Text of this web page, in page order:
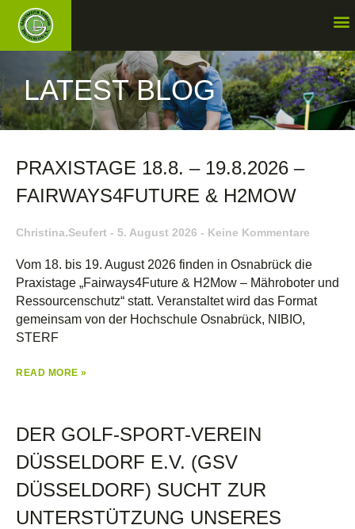
LATEST BLOG
PRAXISTAGE 18.8. – 19.8.2026 –
FAIRWAYS4FUTURE & H2MOW
Christina.seufert 5. August 2026 Keine Kommentare
Vom 18. bis 19. August 2026 finden in Osnabrück die
Praxistage „Fairways4Future & H2Mow – Mähroboter und
Ressourcenschutz“ statt. Veranstaltet wird das Format
gemeinsam von der Hochschule Osnabrück, NIBIO,
STERF
READ MORE »
DER GOLF-SPORT-VEREIN
DÜSSELDORF E.V. (GSV
DÜSSELDORF) SUCHT ZUR
UNTERSTÜTZUNG UNSERES